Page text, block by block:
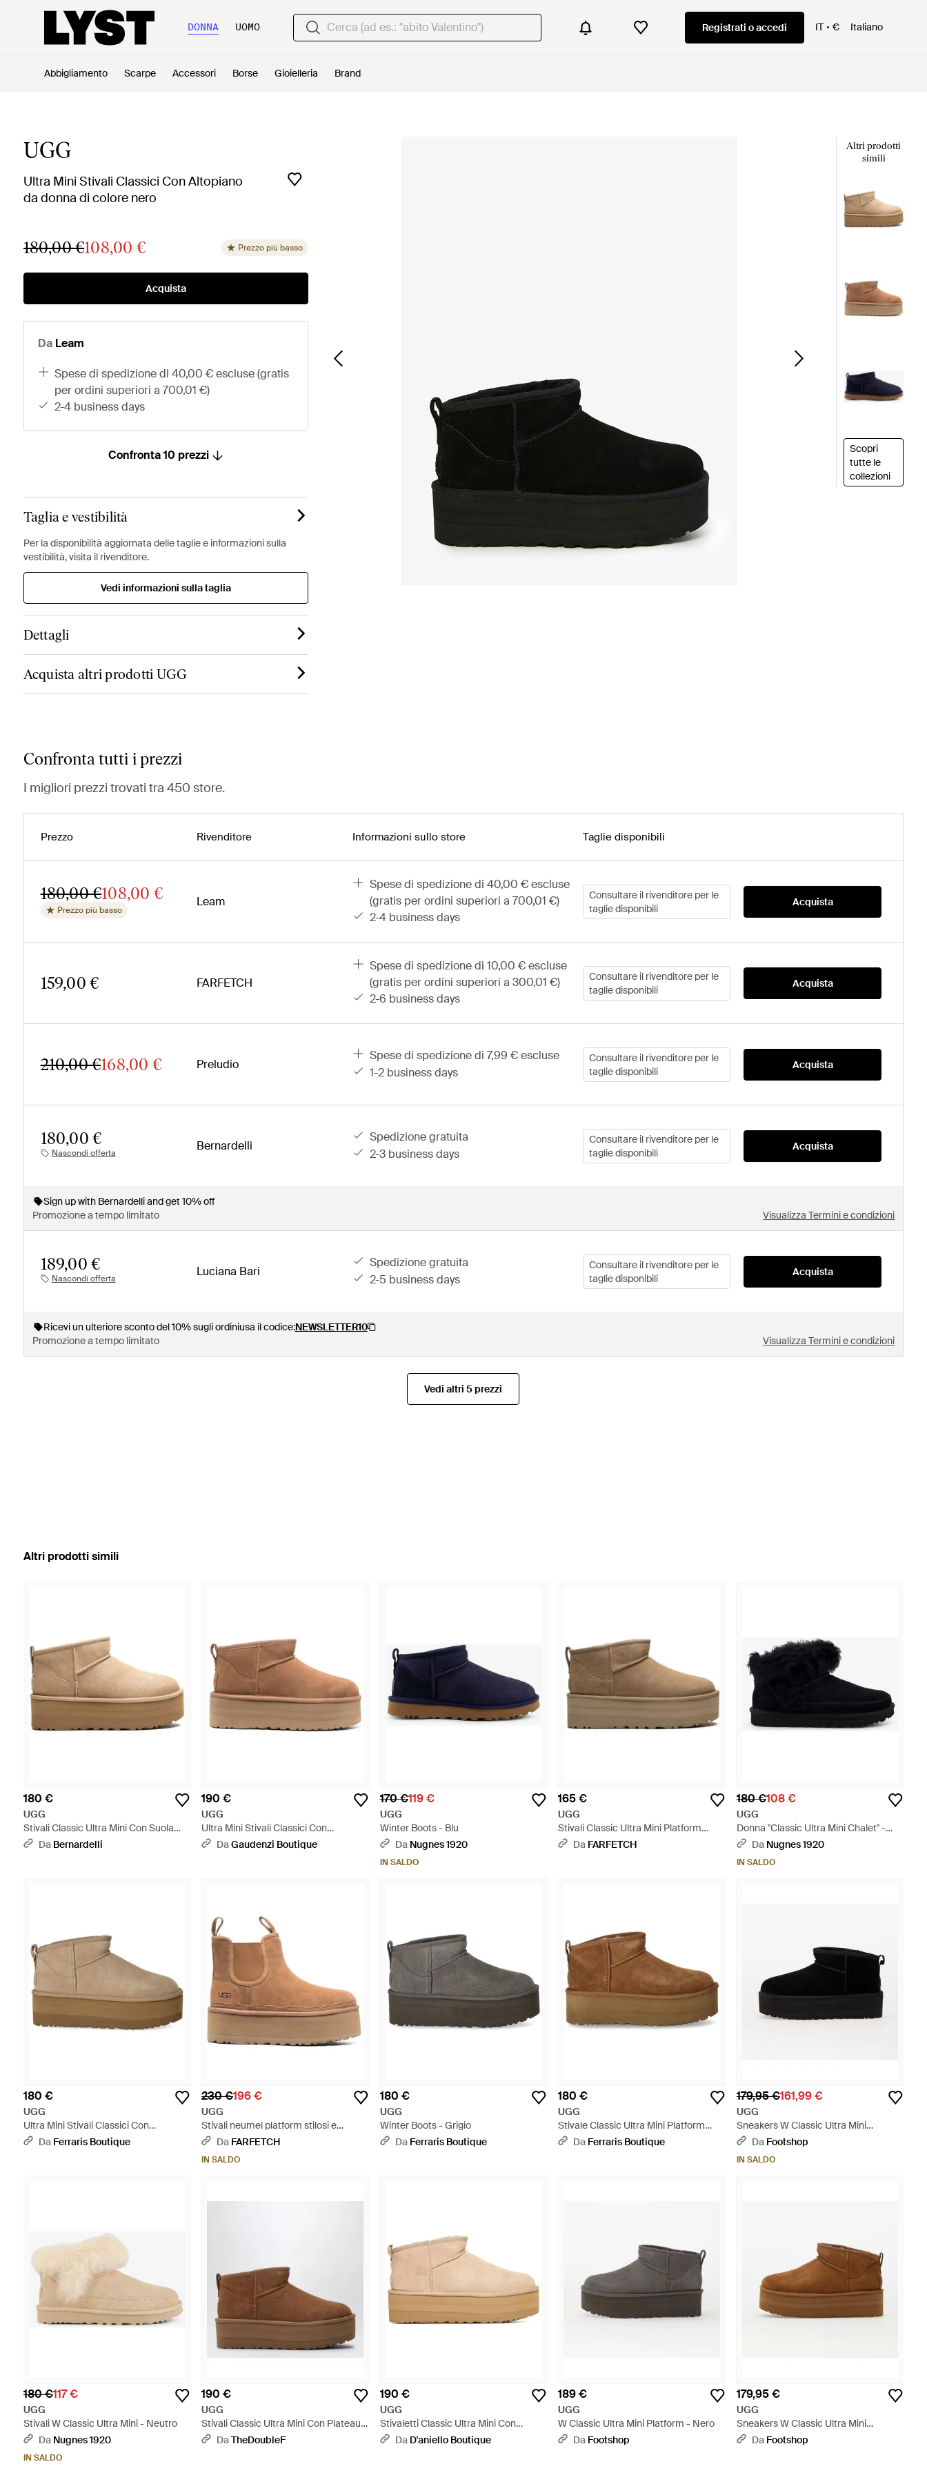
DONNA UOMO Registrati o accedi IT € Italiano
Abbigliamento Scarpe Accessori Borse Gioielleria Brand
UGG
Ultra Mini Stivali Classici Con Altopiano
da donna di colore nero
180,00 €108,00 € Prezzo più basso
Acquista
Da Leam
spese di spedizione di 40,00 € escluse (gratis
per ordini superiori a 700,01 €)
2-4 business days
Confronta 10 prezzi
Taglia e vestibilità
Per la disponibilità aggiornata delle taglie e informazioni sulla
vestibilità, visita il rivenditore.
Vedi informazioni sulla taglia
Dettagli
Acquista altri prodotti UGG
Altri prodotti
simili
Scopri
tutte le
collezioni
Confronta tutti i prezzi
I migliori prezzi trovati tra 450 store.
Prezzo Rivenditore Informazioni sullo store Taglie disponibili
180,00 €108,00 €
Prezzo più basso
Leam
spese di spedizione di 40,00 € escluse
(gratis per ordini superiori a 700,01 €)
2-4 business days
Consultare il rivenditore per le
taglie disponibili
Acquista
159,00 € FARFETCH
spese di spedizione di 10,00 € escluse
(gratis per ordini superiori a 300,01 €)
2-6 business days
Consultare il rivenditore per le
taglie disponibili
Acquista
210,00 €168,00 € Preludio
spese di spedizione di 7,99 € escluse
1-2 business days
Consultare il rivenditore per le
taglie disponibili
Acquista
180,00 €
Nascondi offerta
Bernardelli
spedizione gratuita
2-3 business days
Consultare il rivenditore per le
taglie disponibili
Acquista
Sign up with Bernardelli and get 10% off
Promozione a tempo limitato
Visualizza Termini e condizioni
189,00 €
Nascondi offerta
Luciana Bari
spedizione gratuita
2-5 business days
Consultare il rivenditore per le
taglie disponibili
Acquista
Ricevi un ulteriore sconto del 10% sugli ordiniusa il codice:NEWSLETTER10
Promozione a tempo limitato
Visualizza Termini e condizioni
Vedi altri 5 prezzi
Altri prodotti simili
180 €
UGG
Stivali Classic Ultra Mini Con Suola
Rialzata - Neutro
Da Bernardelli
190 €
UGG
Ultra Mini Stivali Classici Con
Altopiano - Marrone
DaGaudenzi Boutique
170 €119 €
UGG
Winter Boots - Blu
Da Nugnes 1920
IN SALDO
165 €
UGG
Stivali Classic Ultra Mini Platform
50Mm Mustard Seed - Marrone
Da FARFETCH
180 €108 €
UGG
Donna "Classic Ultra Mini Chalet" -
NeroDa Nugnes 1920
IN SALDO
180 €
UGG
Ultra Mini Stivali Classici Con
Altopiano - Marrone
Da Ferraris Boutique
230 €196 €
UGG
Stivali neumel platform stilosi e
moderni - Marrone
Da FARFETCH
IN SALDO
180 €
UGG
Winter Boots - Grigio
Da Ferraris Boutique
180 €
UGG
Stivale Classic Ultra Mini Platform
Chestnut - Marrone
Da Ferraris Boutique
179,95 €161,99 €
UGG
Sneakers W Classic Ultra Mini
Platform - Nero
Da Footshop
IN SALDO
180 €117 €
UGG
Stivali W Classic Ultra Mini - Neutro
Da Nugnes 1920
IN SALDO
190 €
UGG
Stivali Classic Ultra Mini Con Plateau
Color Castagna - Marrone
DaTheDoubleF
190 €
UGG
Stivaletti Classic Ultra Mini Con
Platform - Neutro
Da D'aniello Boutique
189 €
UGG
W Classic Ultra Mini Platform - Nero
Da Footshop
179,95 €
UGG
Sneakers W Classic Ultra Mini
Platform - Marrone
Da Footshop